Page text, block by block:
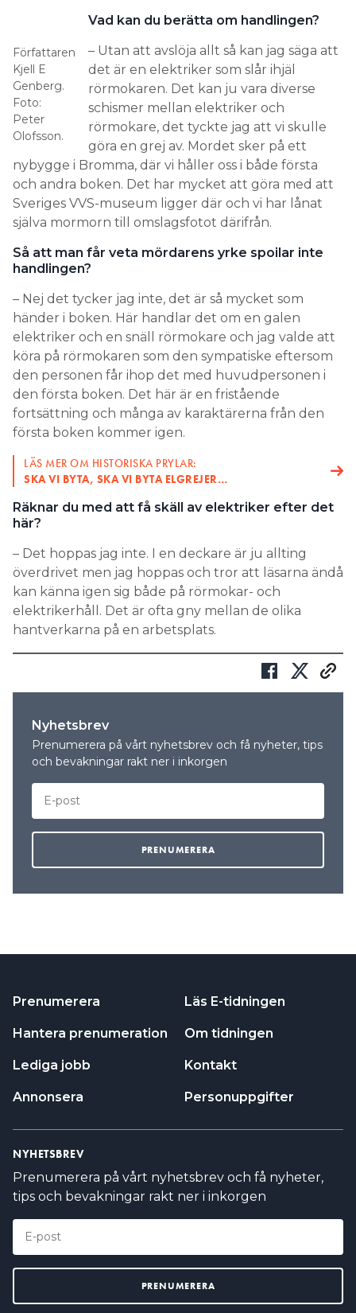
Författaren
Kjell E
Genberg.
Foto:
Peter
Olofsson.
Vad kan du berätta om handlingen?
– Utan att avslöja allt så kan jag säga att
det är en elektriker som slår ihjäl
rörmokaren. Det kan ju vara diverse
schismer mellan elektriker och
rörmokare, det tyckte jag att vi skulle
göra en grej av. Mordet sker på ett
nybygge i Bromma, där vi håller oss i både första
och andra boken. Det har mycket att göra med att
Sveriges VVS-museum ligger där och vi har lånat
själva mormorn till omslagsfotot därifrån.
Så att man får veta mördarens yrke spoilar inte
handlingen?
– Nej det tycker jag inte, det är så mycket som
händer i boken. Här handlar det om en galen
elektriker och en snäll rörmokare och jag valde att
köra på rörmokaren som den sympatiske eftersom
den personen får ihop det med huvudpersonen i
den första boken. Det här är en fristående
fortsättning och många av karaktärerna från den
första boken kommer igen.
LÄS MER OM HISTORISKA PRYLAR:
SKA VI BYTA, SKA VI BYTA ELGREJER…
Räknar du med att få skäll av elektriker efter det
här?
– Det hoppas jag inte. I en deckare är ju allting
överdrivet men jag hoppas och tror att läsarna ändå
kan känna igen sig både på rörmokar- och
elektrikerhåll. Det är ofta gny mellan de olika
hantverkarna på en arbetsplats.
Nyhetsbrev
Prenumerera på vårt nyhetsbrev och få nyheter, tips
och bevakningar rakt ner i inkorgen
Prenumerera
Hantera prenumeration
Lediga jobb
Annonsera
Läs E-tidningen
Om tidningen
Kontakt
Personuppgifter
NYHETSBREV
Prenumerera på vårt nyhetsbrev och få nyheter,
tips och bevakningar rakt ner i inkorgen